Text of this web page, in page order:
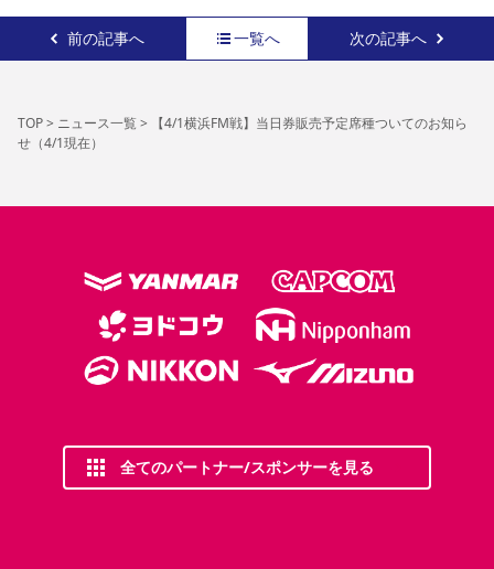
前の記事へ 一覧へ 次の記事へ
TOP> ニュース一覧>
【4/1横浜FM戦】当日券販売予定席種ついてのお知ら
せ（4/1現在）
全てのパートナー/スポンサーを見る